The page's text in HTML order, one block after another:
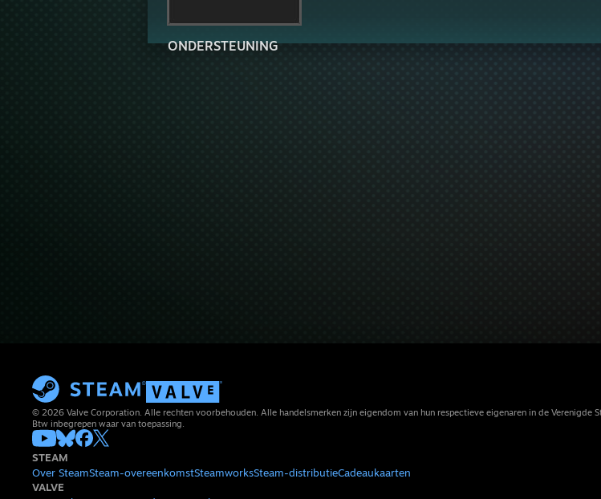
ONDERSTEUNING
© 2026 Valve Corporation. Alle rechten voorbehouden. Alle handelsmerken zijn eigendom van hun respectieve eigenaren in de Verenigde
Btw inbegrepen waar van toepassing.
STEAM
Over SteamSteam-overeenkomstSteamworksSteam-distributieCadeaukaarten
VALVE